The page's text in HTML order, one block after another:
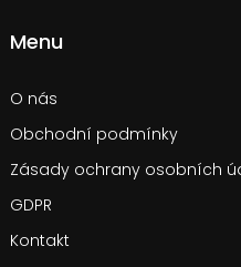
Menu
O nás
Obchodní podmínky
Zásady ochrany osobních
GDPR
Kontakt